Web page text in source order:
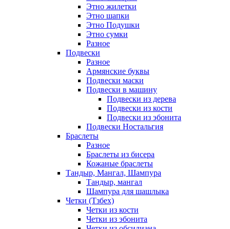
Этно жилетки
Этно шапки
Этно Подушки
Этно сумки
Разное
Подвески
Разное
Армянские буквы
Подвески маски
Подвески в машину
Подвески из дерева
Подвески из кости
Подвески из эбонита
Подвески Ностальгия
Браслеты
Разное
Браслеты из бисера
Кожаные браслеты
Тандыр, Мангал, Шампура
Тандыр, мангал
Шампура для шашлыка
Четки (Тзбех)
Четки из кости
Четки из эбонита